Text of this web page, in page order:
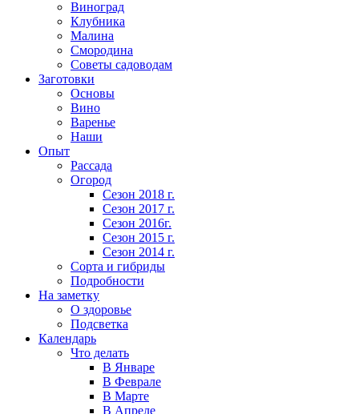
Виноград
Клубника
Малина
Смородина
Советы садоводам
Заготовки
Основы
Вино
Варенье
Наши
Опыт
Рассада
Огород
Сезон 2018 г.
Сезон 2017 г.
Сезон 2016г.
Сезон 2015 г.
Сезон 2014 г.
Сорта и гибриды
Подробности
На заметку
О здоровье
Подсветка
Календарь
Что делать
В Январе
В Феврале
В Марте
В Апреле